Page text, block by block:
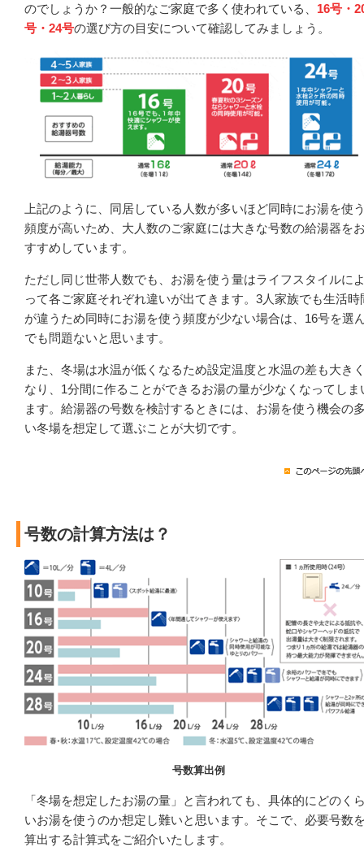
のでしょうか？一般的なご家庭で多く使われている、 16号・
号・24号の選び方の目安について確認してみましょう。
上記のように、同居している人数が多いほど同時にお湯を使
頻度が高いため、大人数のご家庭には大きな号数の給湯器を
すすめしています。
ただし同じ世帯人数でも、お湯を使う量はライフスタイルに
って各ご家庭それぞれ違いが出てきます。3人家族でも生活時
が違うため同時にお湯を使う頻度が少ない場合は、16号を選
でも問題ないと思います。
また、冬場は水温が低くなるため設定温度と水温の差も大き
なり、1分間に作ることができるお湯の量が少なくなってしま
ます。給湯器の号数を検討するときには、お湯を使う機会の
い冬場を想定して選ぶことが大切です。
号数の計算方法は？
号数算出例
「冬場を想定したお湯の量」と言われても、具体的にどのく
いお湯を使うのか想定し難いと思います。そこで、必要号数
算出する計算式をご紹介いたします。